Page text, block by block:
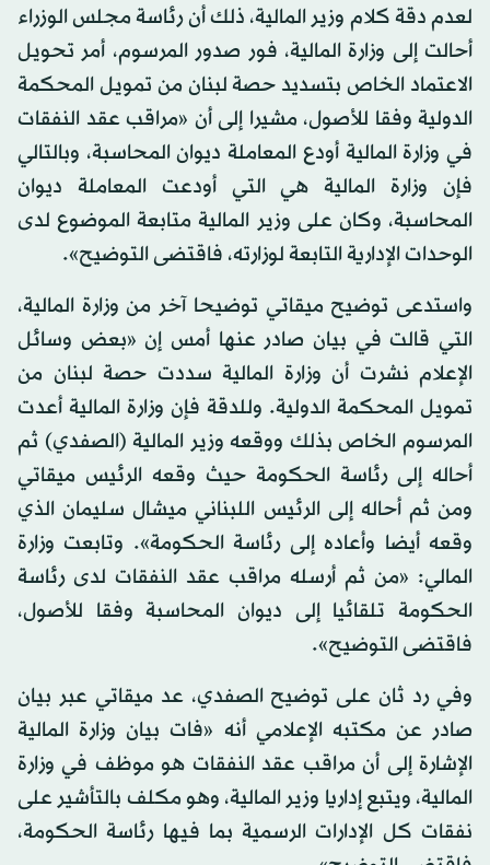
لعدم دقة كلام وزير المالية، ذلك أن رئاسة مجلس الوزراء
أحالت إلى وزارة المالية، فور صدور المرسوم، أمر تحويل
الاعتماد الخاص بتسديد حصة لبنان من تمويل المحكمة
الدولية وفقا للأصول، مشيرا إلى أن «مراقب عقد النفقات
في وزارة المالية أودع المعاملة ديوان المحاسبة، وبالتالي
فإن وزارة المالية هي التي أودعت المعاملة ديوان
المحاسبة، وكان على وزير المالية متابعة الموضوع لدى
الوحدات الإدارية التابعة لوزارته، فاقتضى التوضيح».
واستدعى توضيح ميقاتي توضيحا آخر من وزارة المالية،
التي قالت في بيان صادر عنها أمس إن «بعض وسائل
الإعلام نشرت أن وزارة المالية سددت حصة لبنان من
تمويل المحكمة الدولية. وللدقة فإن وزارة المالية أعدت
المرسوم الخاص بذلك ووقعه وزير المالية (الصفدي) ثم
أحاله إلى رئاسة الحكومة حيث وقعه الرئيس ميقاتي
ومن ثم أحاله إلى الرئيس اللبناني ميشال سليمان الذي
وقعه أيضا وأعاده إلى رئاسة الحكومة». وتابعت وزارة
المالي: «من ثم أرسله مراقب عقد النفقات لدى رئاسة
الحكومة تلقائيا إلى ديوان المحاسبة وفقا للأصول،
فاقتضى التوضيح».
وفي رد ثان على توضيح الصفدي، عد ميقاتي عبر بيان
صادر عن مكتبه الإعلامي أنه «فات بيان وزارة المالية
الإشارة إلى أن مراقب عقد النفقات هو موظف في وزارة
المالية، ويتبع إداريا وزير المالية، وهو مكلف بالتأشير على
نفقات كل الإدارات الرسمية بما فيها رئاسة الحكومة،